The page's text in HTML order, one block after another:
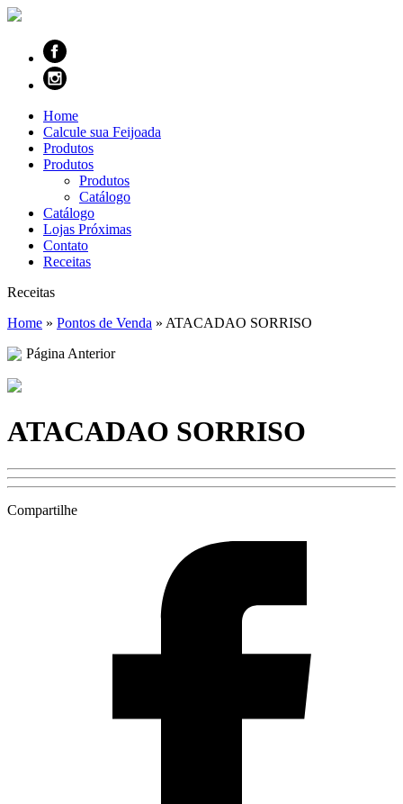
Home
Calcule sua Feijoada
Produtos
Produtos
Produtos
Catálogo
Catálogo
Lojas Próximas
Contato
Receitas
Receitas
Home » Pontos de Venda » ATACADAO SORRISO
Página Anterior
ATACADAO SORRISO
Compartilhe